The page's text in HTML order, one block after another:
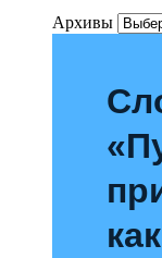
Архивы